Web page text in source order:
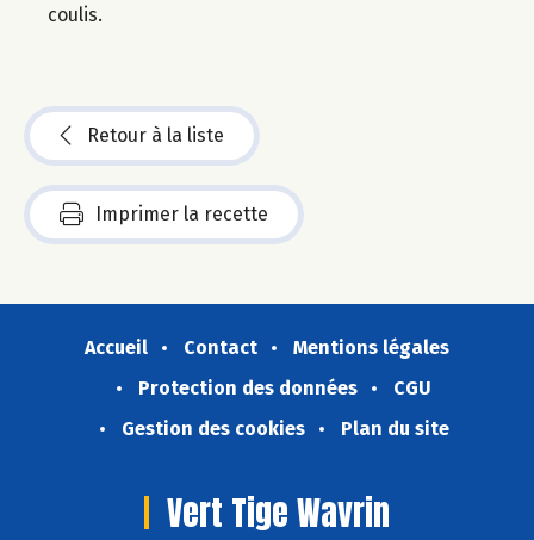
coulis.
Retour à la liste
Imprimer la recette
Accueil Contact
Mentions légales
Protection des données
CGU
Gestion des cookies
Plan du site
Vert Tige Wavrin